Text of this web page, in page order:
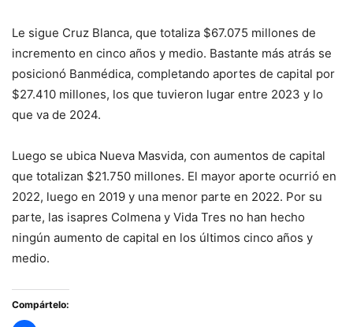
Le sigue Cruz Blanca, que totaliza $67.075 millones de
incremento en cinco años y medio. Bastante más atrás se
posicionó Banmédica, completando aportes de capital por
$27.410 millones, los que tuvieron lugar entre 2023 y lo
que va de 2024.
Luego se ubica Nueva Masvida, con aumentos de capital
que totalizan $21.750 millones. El mayor aporte ocurrió en
2022, luego en 2019 y una menor parte en 2022. Por su
parte, las isapres Colmena y Vida Tres no han hecho
ningún aumento de capital en los últimos cinco años y
medio.
Compártelo: